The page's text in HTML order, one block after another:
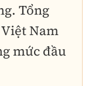
Tổng
Nam
mức đầu